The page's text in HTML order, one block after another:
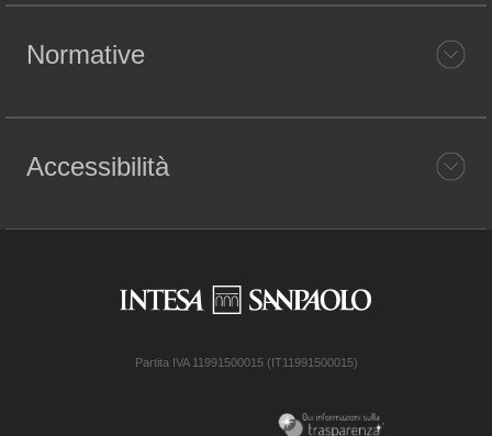
Normative
Accessibilità
Partita IVA 11991500015 (IT11991500015)